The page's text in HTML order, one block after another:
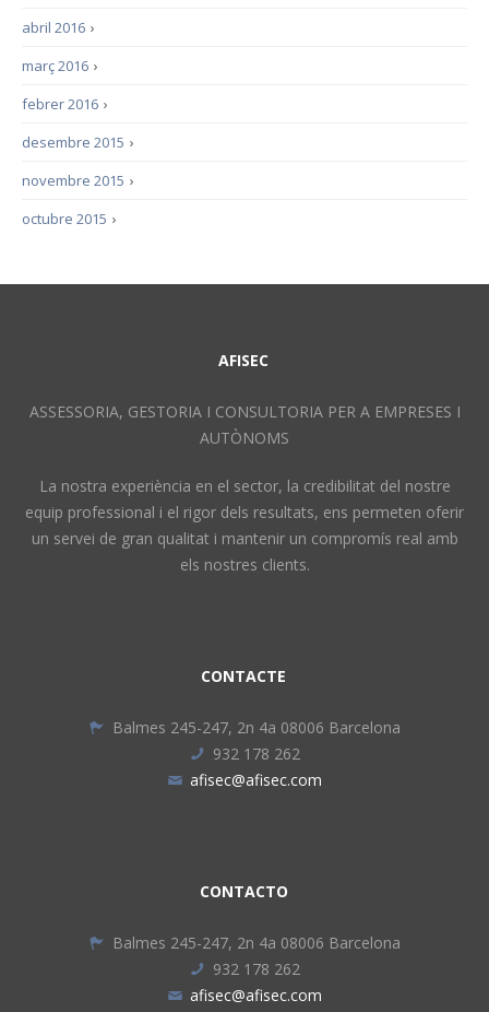
›
abril 2016
›
març 2016
›
febrer 2016
›
desembre 2015
›
novembre 2015
›
octubre 2015
AFISEC
ASSESSORIA, GESTORIA I CONSULTORIA PER A EMPRESES I
AUTÒNOMS
La nostra experiència en el sector, la credibilitat del nostre
equip professional i el rigor dels resultats, ens permeten oferir
un servei de gran qualitat i mantenir un compromís real amb
els nostres clients.
CONTACTE
Balmes 245-247, 2n 4a 08006 Barcelona
932 178 262
afisec@afisec.com
CONTACTO
Balmes 245-247, 2n 4a 08006 Barcelona
932 178 262
afisec@afisec.com